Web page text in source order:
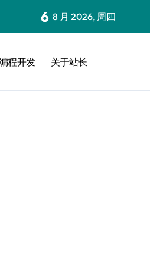
6 8 月 2026, 周四
程开发 关于站长